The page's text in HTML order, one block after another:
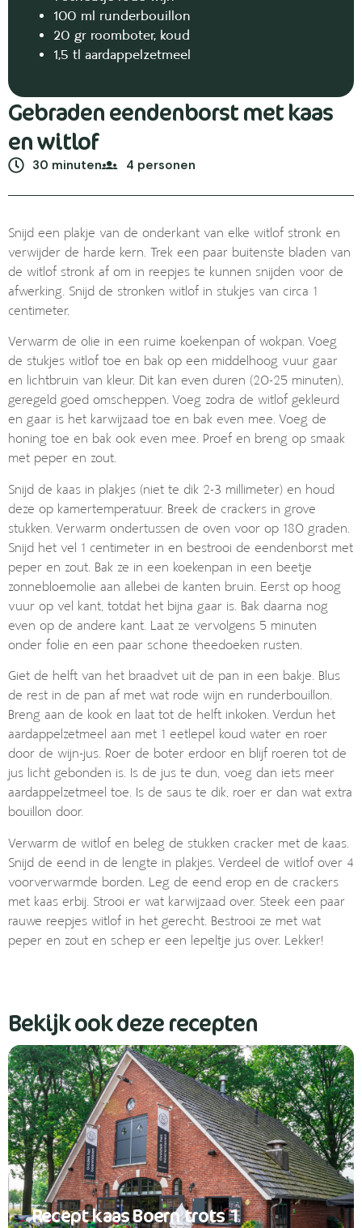
100 ml runderbouillon
20 gr roomboter, koud
1,5 tl aardappelzetmeel
Gebraden eendenborst met kaas
en witlof
30 minuten 4 personen
Snijd een plakje van de onderkant van elke witlof stronk en
verwijder de harde kern. Trek een paar buitenste bladen van
de witlof stronk af om in reepjes te kunnen snijden voor de
afwerking. Snijd de stronken witlof in stukjes van circa 1
centimeter.
Verwarm de olie in een ruime koekenpan of wokpan. Voeg
de stukjes witlof toe en bak op een middelhoog vuur gaar
en lichtbruin van kleur. Dit kan even duren (20-25 minuten),
geregeld goed omscheppen. Voeg zodra de witlof gekleurd
en gaar is het karwijzaad toe en bak even mee. Voeg de
honing toe en bak ook even mee. Proef en breng op smaak
met peper en zout.
Snijd de kaas in plakjes (niet te dik 2-3 millimeter) en houd
deze op kamertemperatuur. Breek de crackers in grove
stukken. Verwarm ondertussen de oven voor op 180 graden.
Snijd het vel 1 centimeter in en bestrooi de eendenborst met
peper en zout. Bak ze in een koekenpan in een beetje
zonnebloemolie aan allebei de kanten bruin. Eerst op hoog
vuur op vel kant, totdat het bijna gaar is. Bak daarna nog
even op de andere kant. Laat ze vervolgens 5 minuten
onder folie en een paar schone theedoeken rusten.
Giet de helft van het braadvet uit de pan in een bakje. Blus
de rest in de pan af met wat rode wijn en runderbouillon.
Breng aan de kook en laat tot de helft inkoken. Verdun het
aardappelzetmeel aan met 1 eetlepel koud water en roer
door de wijn-jus. Roer de boter erdoor en blijf roeren tot de
jus licht gebonden is. Is de jus te dun, voeg dan iets meer
aardappelzetmeel toe. Is de saus te dik, roer er dan wat extra
bouillon door.
Verwarm de witlof en beleg de stukken cracker met de kaas.
Snijd de eend in de lengte in plakjes. Verdeel de witlof over 4
voorverwarmde borden. Leg de eend erop en de crackers
met kaas erbij. Strooi er wat karwijzaad over. Steek een paar
rauwe reepjes witlof in het gerecht. Bestrooi ze met wat
peper en zout en schep er een lepeltje jus over. Lekker!
Bekijk ook deze recepten
Recept kaas Boern trots 1